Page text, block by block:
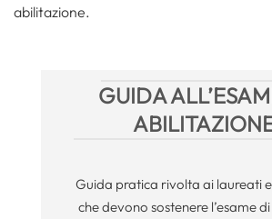
abilitazione.
GUIDA
Guida pratica rivolta ai laureati
che devono sostenere l’esame